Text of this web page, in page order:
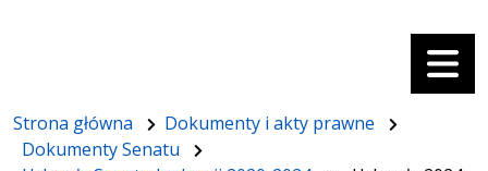
Menu
Strona główna
Dokumenty i akty prawne
Dokumenty Senatu